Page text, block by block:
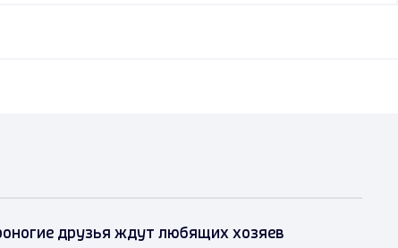
друзья ждут любящих хозяев